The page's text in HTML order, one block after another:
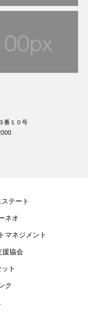
番１０号
テート
ネオ
マネジメント
援協会
ト
ク